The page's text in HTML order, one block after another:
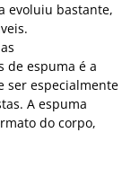
evoluiu bastante,
de espuma é a
ser especialmente
A espuma
do corpo,